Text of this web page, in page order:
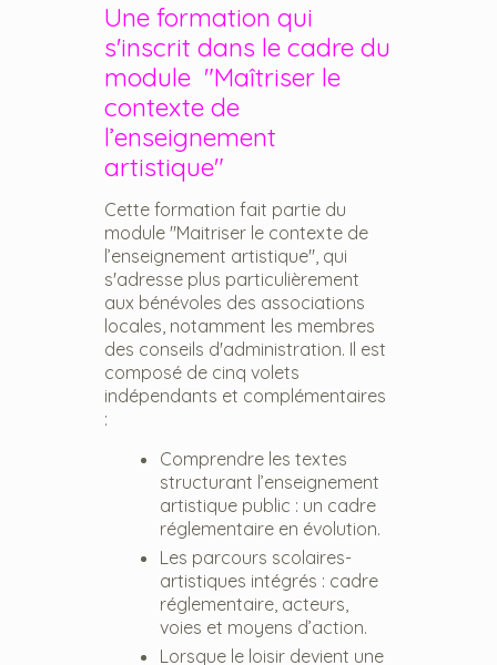
Une formation qui
s'inscrit dans le cadre du
module "Maîtriser le
contexte de
l’enseignement
artistique"
Cette formation fait partie du
module "Maitriser le contexte de
l’enseignement artistique", qui
s'adresse plus particulièrement
aux bénévoles des associations
locales, notamment les membres
des conseils d'administration. Il est
composé de cinq volets
indépendants et complémentaires
:
Comprendre les textes
structurant l’enseignement
artistique public : un cadre
réglementaire en évolution.
Les parcours scolaires-
artistiques intégrés : cadre
réglementaire, acteurs,
voies et moyens d’action.
Lorsque le loisir devient une